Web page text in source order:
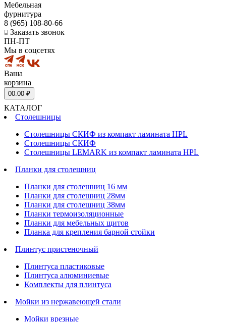
Мебельная
фурнитура
8 (965) 108-80-66
Заказать звонок
ПН-ПТ
Мы в соцсетях
Ваша
корзина
00.00 ₽
КАТАЛОГ
Столешницы
Столешницы СКИФ из компакт ламината HPL
Столешницы СКИФ
Столешницы LEMARK из компакт ламината HPL
Планки для столешниц
Планки для столешниц 16 мм
Планки для столешниц 28мм
Планки для столешниц 38мм
Планки термоизоляционные
Планки для мебельных щитов
Планка для крепления барной стойки
Плинтус пристеночный
Плинтуса пластиковые
Плинтуса алюминиевые
Комплекты для плинтуса
Мойки из нержавеющей стали
Мойки врезные